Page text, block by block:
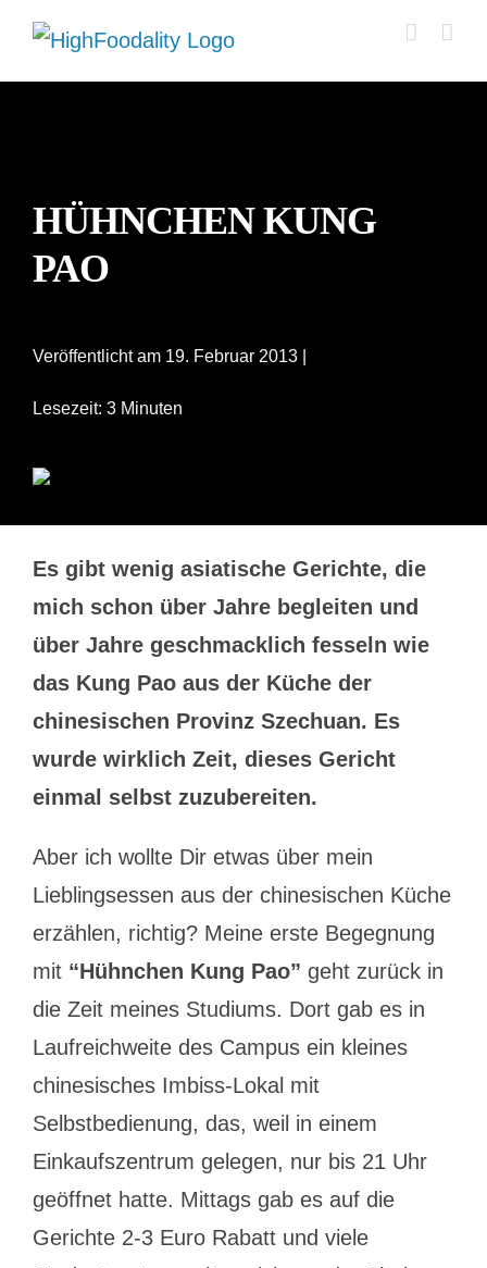
Zum
Inhalt
HÜHNCHEN KUNG
PAO
Veröffentlicht am 19. Februar 2013 |
Lesezeit: 3 Minuten
Es gibt wenig asiatische Gerichte, die
mich schon über Jahre begleiten und
über Jahre geschmacklich fesseln wie
das Kung Pao aus der Küche der
chinesischen Provinz Szechuan. Es
wurde wirklich Zeit, dieses Gericht
einmal selbst zuzubereiten.
Aber ich wollte Dir etwas über mein
Lieblingsessen aus der chinesischen Küche
erzählen, richtig? Meine erste Begegnung
mit “Hühnchen Kung Pao” geht zurück in
die Zeit meines Studiums. Dort gab es in
Laufreichweite des Campus ein kleines
chinesisches Imbiss-Lokal mit
Selbstbedienung, das, weil in einem
Einkaufszentrum gelegen, nur bis 21 Uhr
geöffnet hatte. Mittags gab es auf die
Gerichte 2-3 Euro Rabatt und viele